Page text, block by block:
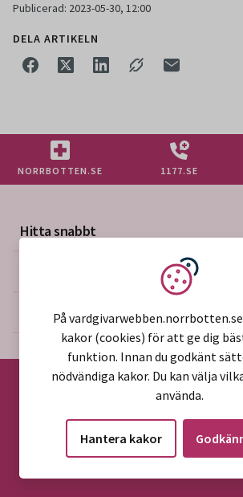
Publicerad: 2023-05-30, 12:00
DELA ARTIKELN
NORRBOTTEN.SE 1177.SE
Hitta snabbt
Mer på vårdgivarwebben
Om webbplatsen
©2026 Region Norrbotten
Vi
På
kakor (cookies) för att ge dig
funktion. Innan du godkänt
nödvändiga kakor. Du kan välja
använda.
Hantera kakor